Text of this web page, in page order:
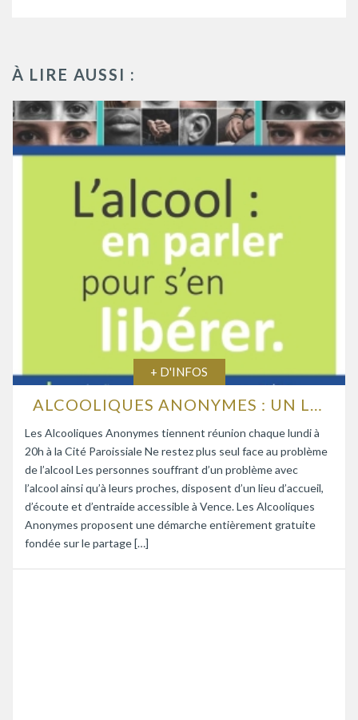
À LIRE AUSSI :
+ D'INFOS
ALCOOLIQUES ANONYMES : UN LIEU D’ÉCOUTE ET D’ENTRAIDE
Les Alcooliques Anonymes tiennent réunion chaque lundi à
20h à la Cité Paroissiale Ne restez plus seul face au problème
de l’alcool Les personnes souffrant d’un problème avec
l’alcool ainsi qu’à leurs proches, disposent d’un lieu d’accueil,
d’écoute et d’entraide accessible à Vence. Les Alcooliques
Anonymes proposent une démarche entièrement gratuite
fondée sur le partage […]